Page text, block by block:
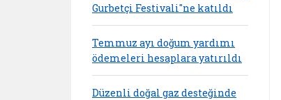
Gurbetçi Festivali"ne katıldı
Temmuz ayı doğum yardımı
ödemeleri hesaplara yatırıldı
Düzenli doğal gaz desteğinde